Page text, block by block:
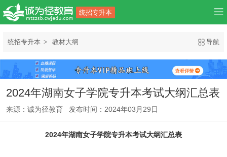
统招专升本
统招专升本 教材大纲 导航
2024年湖南女子学院专升本考试大纲汇总表
来源：诚为径教育 发布时间：2024年03月29日
2024年湖南女子学院专升本考试大纲汇总表